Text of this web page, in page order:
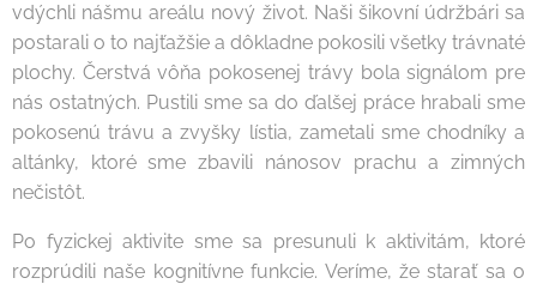
vdýchli nášmu areálu nový život. Naši šikovní údržbári sa
postarali o to najťažšie a dôkladne pokosili všetky trávnaté
plochy. Čerstvá vôňa pokosenej trávy bola signálom pre
nás ostatných. Pustili sme sa do ďalšej práce hrabali sme
pokosenú trávu a zvyšky lístia, zametali sme chodníky a
altánky, ktoré sme zbavili nánosov prachu a zimných
nečistôt.
Po fyzickej aktivite sme sa presunuli k aktivitám, ktoré
rozprúdili naše kognitívne funkcie. Veríme, že starať sa o